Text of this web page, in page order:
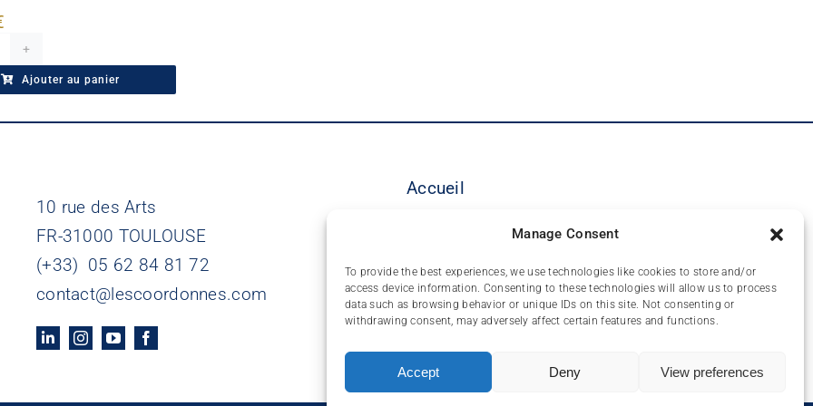
Manage Consent
To provide the best experiences, we use technologies like cookies to store and/or
access device information. Consenting to these technologies will allow us to process
data such as browsing behavior or unique IDs on this site. Not consenting or
withdrawing consent, may adversely affect certain features and functions.
Accept Deny View preferences
de
Ajouter au panier
10 rue des Arts
FR-31000 TOULOUSE
(+33) 05 62 84 81 72
contact@lescoordonnes.com
Accueil
Matériauthèque
FAQ